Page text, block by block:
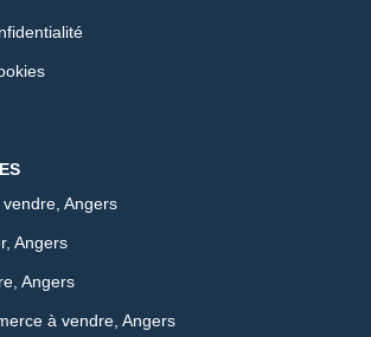
Angers
Angers
Angers
à vendre, Angers